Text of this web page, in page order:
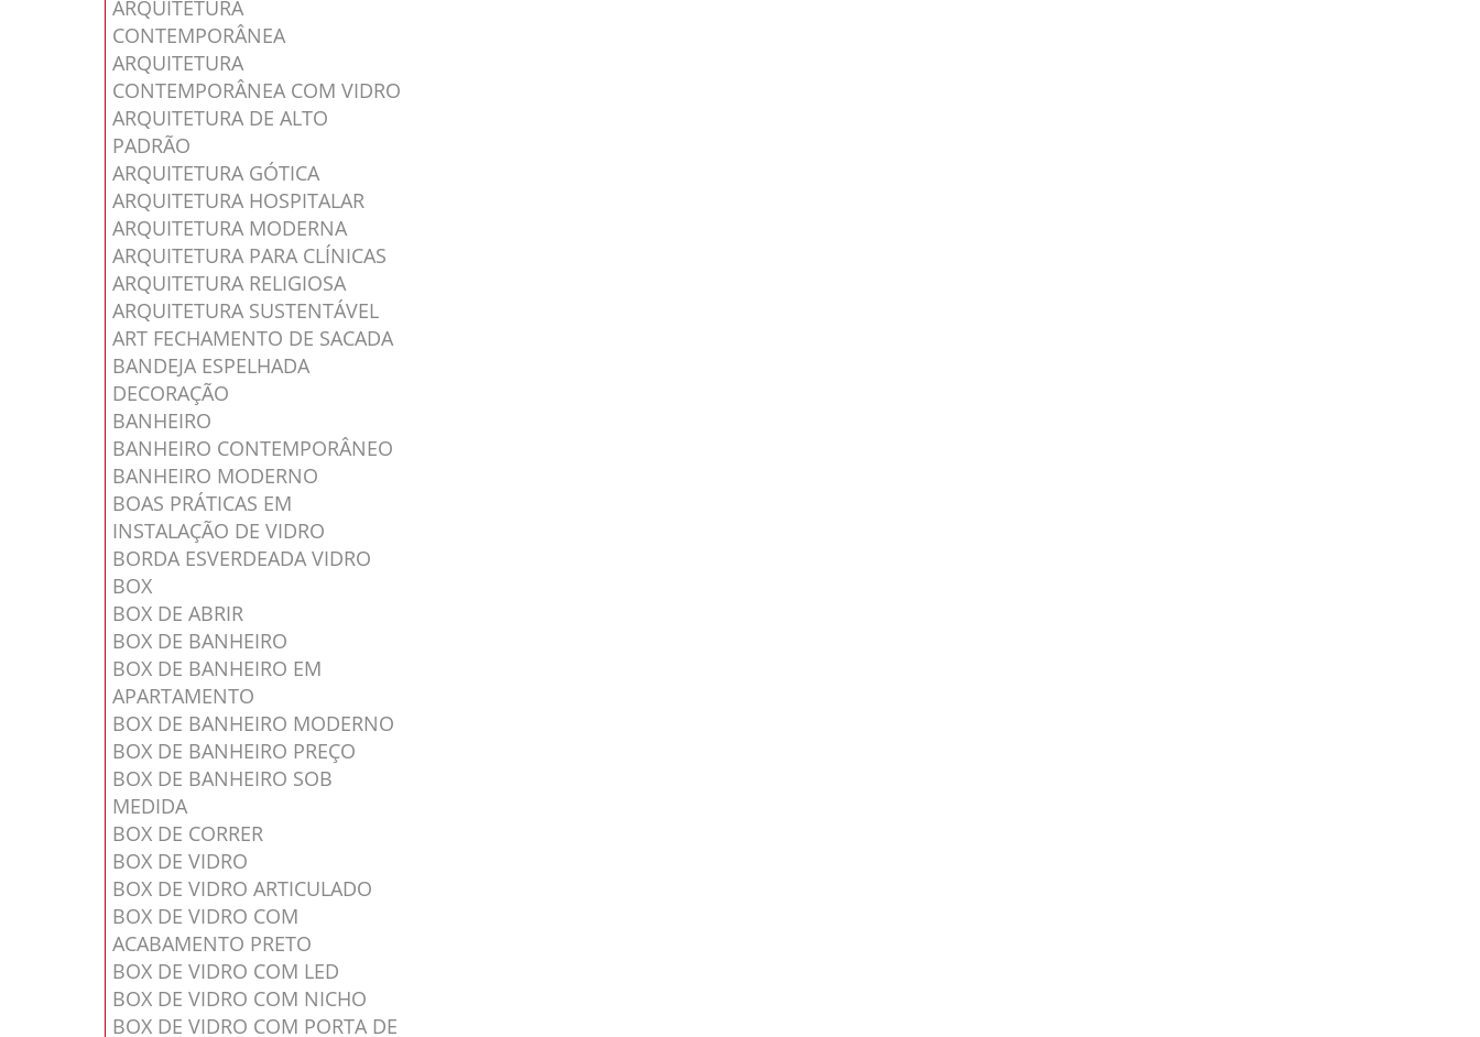
ARQUITETURA
CONTEMPORÂNEA
ARQUITETURA
CONTEMPORÂNEA COM VIDRO
ARQUITETURA DE ALTO
PADRÃO
ARQUITETURA GÓTICA
ARQUITETURA HOSPITALAR
ARQUITETURA MODERNA
ARQUITETURA PARA CLÍNICAS
ARQUITETURA RELIGIOSA
ARQUITETURA SUSTENTÁVEL
ART FECHAMENTO DE SACADA
BANDEJA ESPELHADA
DECORAÇÃO
BANHEIRO
BANHEIRO CONTEMPORÂNEO
BANHEIRO MODERNO
BOAS PRÁTICAS EM
INSTALAÇÃO DE VIDRO
BORDA ESVERDEADA VIDRO
BOX
BOX DE ABRIR
BOX DE BANHEIRO
BOX DE BANHEIRO EM
APARTAMENTO
BOX DE BANHEIRO MODERNO
BOX DE BANHEIRO PREÇO
BOX DE BANHEIRO SOB
MEDIDA
BOX DE CORRER
BOX DE VIDRO
BOX DE VIDRO ARTICULADO
BOX DE VIDRO COM
ACABAMENTO PRETO
BOX DE VIDRO COM LED
BOX DE VIDRO COM NICHO
BOX DE VIDRO COM PORTA DE